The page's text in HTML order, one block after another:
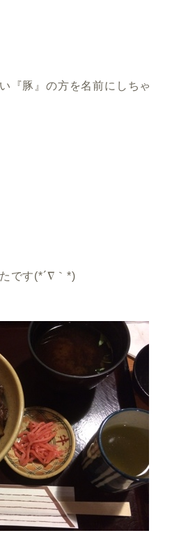
『豚』の方を名前にしちゃ
です(*´∇｀*)